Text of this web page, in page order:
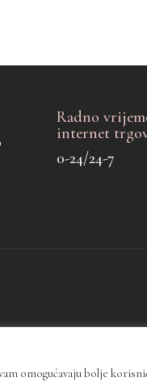
Radno
internet
0-24/24-7
omogućavaju bolje